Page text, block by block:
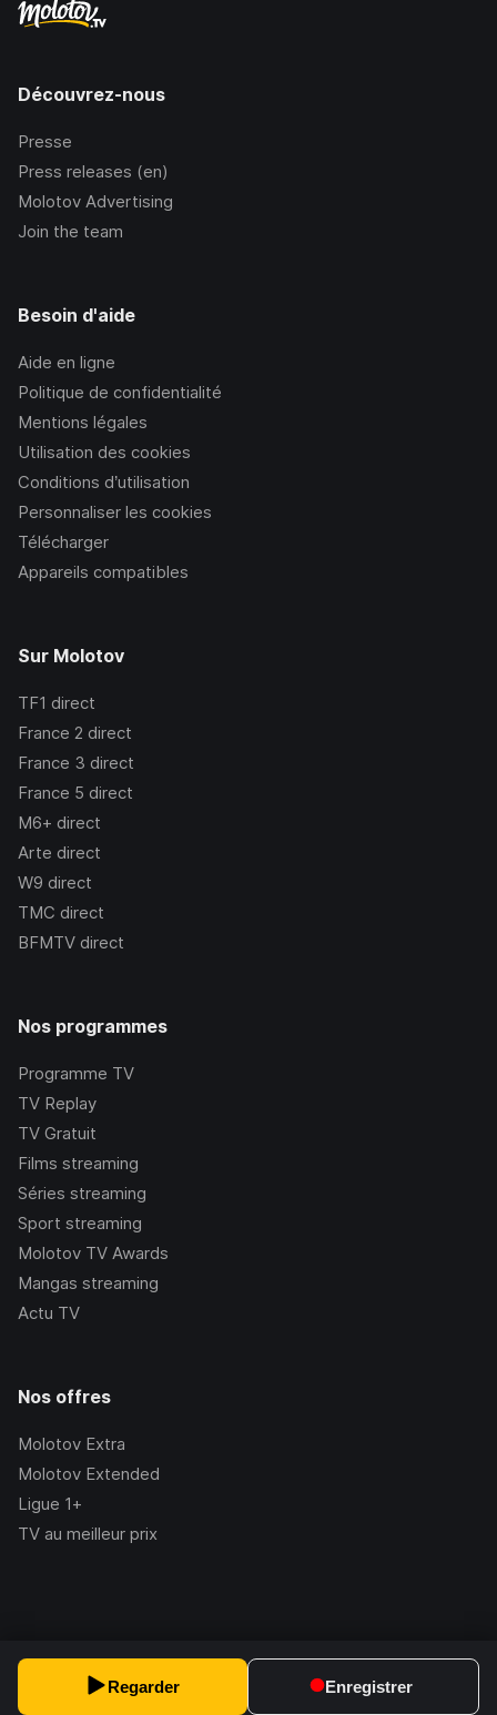
Regarder Enregistrer
Découvrez-nous
Presse
Press releases (en)
Molotov Advertising
Join the team
Besoin d'aide
Aide en ligne
Politique de confidentialité
Mentions légales
Utilisation des cookies
Conditions d’utilisation
Personnaliser les cookies
Télécharger
Appareils compatibles
Sur Molotov
TF1 direct
France 2 direct
France 3 direct
France 5 direct
M6+ direct
Arte direct
W9 direct
TMC direct
BFMTV direct
Nos programmes
Programme TV
TV Replay
TV Gratuit
Films streaming
Séries streaming
Sport streaming
Molotov TV Awards
Mangas streaming
Actu TV
Nos offres
Molotov Extra
Molotov Extended
Ligue 1+
TV au meilleur prix
2.228.1